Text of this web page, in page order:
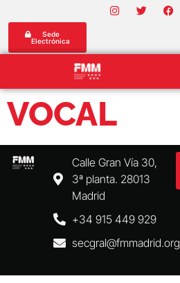
Sede
Electrónica
VOCAL
Calle Gran Vía 30,
3ª planta. 28013
Madrid
+34 915 449 929
secgral@fmmadrid.org